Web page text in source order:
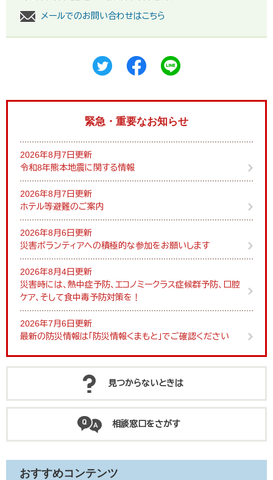
メールでのお問い合わせはこちら
緊急・重要なお知らせ
2026年8月7日更新
令和8年熊本地震に関する情報
2026年8月7日更新
ホテル等避難のご案内
2026年8月6日更新
災害ボランティアへの積極的な参加をお願いします
2026年8月4日更新
災害時には、熱中症予防、エコノミークラス症候群予防、口腔
ケア、そして食中毒予防対策を！
2026年7月6日更新
最新の防災情報は「防災情報くまもと」でご確認ください
見つからないときは
相談窓口をさがす
おすすめコンテンツ